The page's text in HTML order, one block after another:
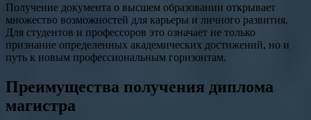
Получение документа о высшем образовании открывает
множество возможностей для карьеры и личного развития.
Для студентов и профессоров это означает не только
признание определенных академических достижений, но и
путь к новым профессиональным горизонтам.
Преимущества получения диплома
магистра